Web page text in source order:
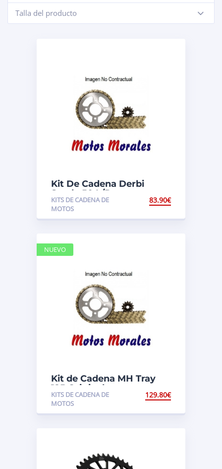
Talla del producto
-
Kit De Cadena Derbi
Senda 50 L/R
KITS DE CADENA DE
MOTOS
83.90€
Kit de Cadena MH Tray
125 Original
KITS DE CADENA DE
MOTOS
129.80€
NUEVO